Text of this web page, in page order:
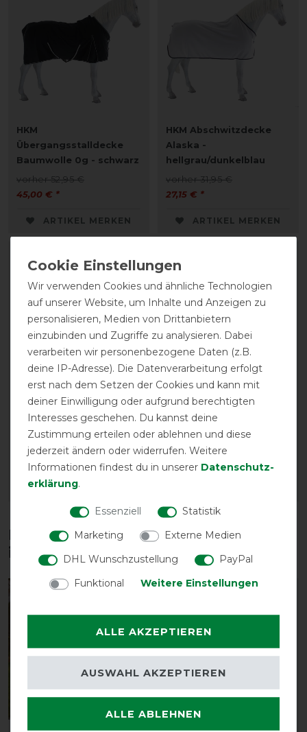
HKM
Übergangsstalldecke
Baumwolle 0g - schwarz
vorher 52,95 €
45,00 € *
ARTIKEL MERKEN
HKM Abschwitzdecke
Alaska -
hellgrau/dunkelblau
vorher 31,95 €
27,15 € *
ARTIKEL MERKEN
-15%
HKM Ekzemerdecke -
zebra
vorher 94,95 €
80,70 € *
ARTIKEL MERKEN
HKM Nieren-
Abschwitzdecke -
dunkelblau
vorher 46,95 €
35,20 € *
Diese Produkte könnten dich auch
interessieren
Wir verwenden Cookies und ähnliche Technologien
auf unserer Website, um Inhalte und Anzeigen zu
personalisieren, Medien von Drittanbietern
einzubinden und Zugriffe zu analysieren. Dabei
verarbeiten wir personenbezogene Daten (z.B.
deine IP-Adresse). Die Datenverarbeitung erfolgt
erst nach dem Setzen der Cookies und kann mit
deiner Einwilligung oder aufgrund berechtigten
Interesses geschehen. Du kannst deine
Zustimmung erteilen oder ablehnen und diese
jederzeit ändern oder widerrufen. Weitere
Informationen findest du in unserer Daten­schutz­
erklärung.
Essenziell
Statistik
Marketing
Externe Medien
DHL Wunschzustellung
PayPal
Funktional
Weitere Einstellungen
ALLE AKZEPTIEREN
ALLE ABLEHNEN
AUSWAHL AKZEPTIEREN